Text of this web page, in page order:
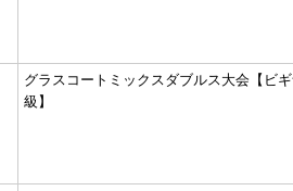
グラスコートミックスダブルス大会【ビ
級】